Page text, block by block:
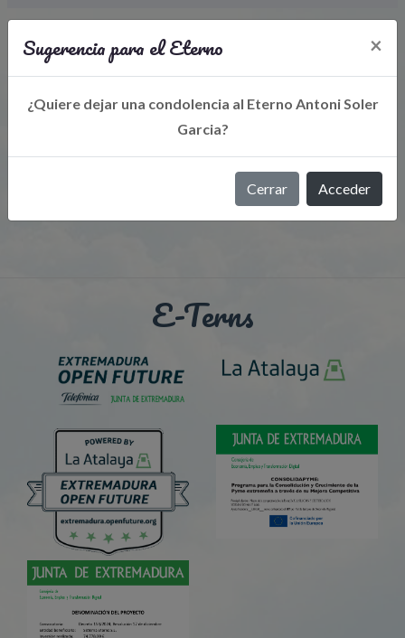
Libro de Eterno
Sugerencia para el Eterno ×
¿Quiere dejar una condolencia al Eterno Antoni Soler
Garcia?
Cerrar Acceder
E-Terns